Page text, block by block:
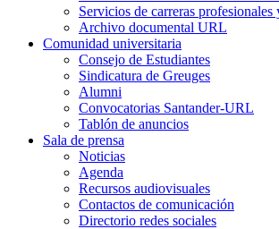
Servicios de carreras profesionales
Archivo documental URL
Comunidad universitaria
Consejo de Estudiantes
Sindicatura de Greuges
Alumni
Convocatorias Santander-URL
Tablón de anuncios
Sala de prensa
Noticias
Agenda
Recursos audiovisuales
Contactos de comunicación
Directorio redes sociales